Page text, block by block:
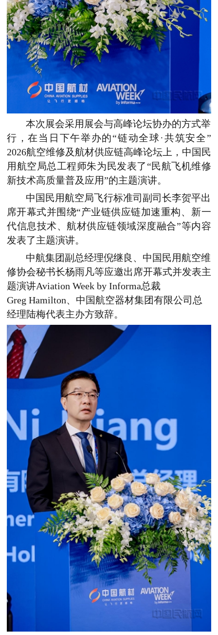
本次展会采用展会与高峰论坛协办的方式举
行，在当日下午举办的“链动全球·共筑安全”
2026航空维修及航材供应链高峰论坛 上， 中国民
用航空局总工程师朱为民发表了“民航飞机维修
新技术高质量普及应用”的主题演讲。
中国民用航空局飞行标准司副司长李贺平出
席开幕式并围绕“产业链供应链加速重构、 新一
代信息技术、航材供应链领域深度融合”等内容
发表了主题演讲。
中航集团副总经理倪继良、中国民用航空维
修协会秘书长杨雨凡等应邀出席开幕式并发表主
题演讲Aviation Week by Informa总裁
Greg Hamilton、中国航空器材集团有限公司总
经理陆梅代表主办方致辞。